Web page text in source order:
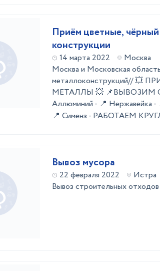
Приём цветные,
конструкции
14 марта 2022
Москва
Москва и Московская
металлоконструкций//
МЕТАЛЛЫ 💥 📌ВЫВОЗИМ
Аллюминий - 📍 Нержавейка -
📍 Сименз - РАБОТАЕМ
Вывоз мусора
22 февраля 2022
Истра
Вывоз строительных